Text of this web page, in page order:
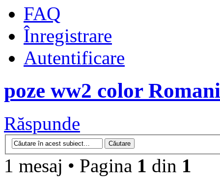
FAQ
Înregistrare
Autentificare
poze ww2 color
Răspunde
1 mesaj • Pagina 1 din 1